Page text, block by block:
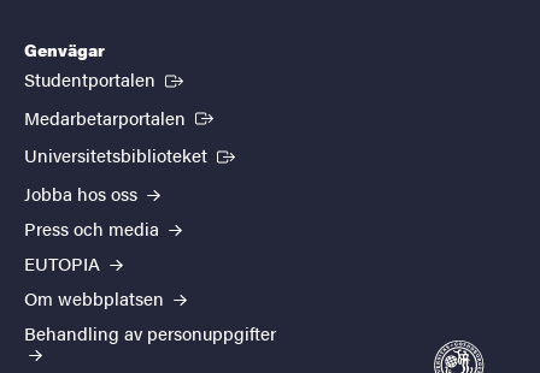
Genvägar
Studentportalen (Extern länk)
Medarbetarportalen (Extern länk)
Universitetsbiblioteket (Extern länk)
Jobba hos oss
Press och media
EUTOPIA
Om webbplatsen
Behandling av personuppgifter